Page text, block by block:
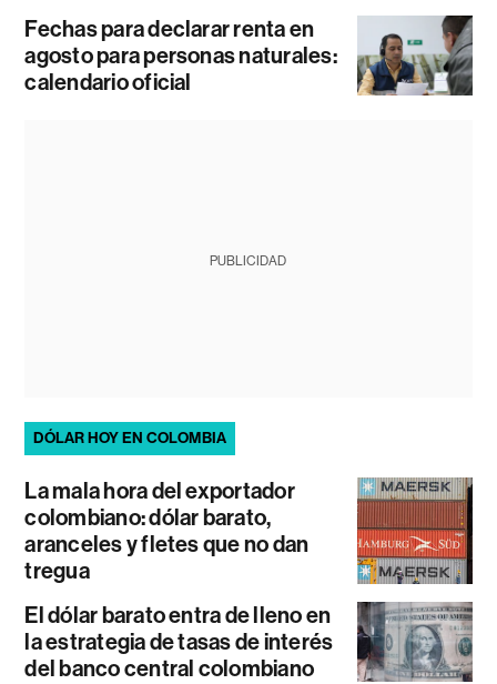
Fechas para declarar renta en
agosto para personas naturales:
calendario oficial
PUBLICIDAD
DÓLAR HOY EN COLOMBIA
La mala hora del exportador
colombiano: dólar barato,
aranceles y fletes que no dan
tregua
El dólar barato entra de lleno en
la estrategia de tasas de interés
del banco central colombiano